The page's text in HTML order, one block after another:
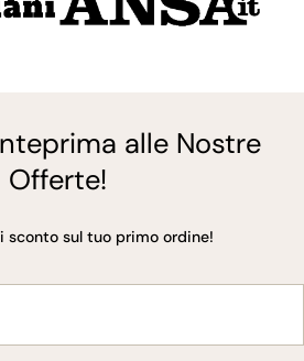
alle Nostre
Offerte!
sconto sul tuo primo ordine!